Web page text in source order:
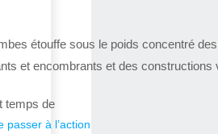
étouffe sous le poids concentré
et encombrants et des constructions
temps de
passer à l’action